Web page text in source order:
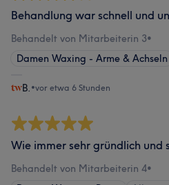
Behandlung war schnell und
Behandelt von Mitarbeiterin 3•
Damen Waxing - Arme & Achseln
B. •vor etwa 6 Stunden
Wie immer sehr gründlich und
Behandelt von Mitarbeiterin 4•